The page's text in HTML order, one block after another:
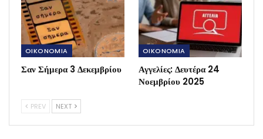
OIKONOMIA
Σαν Σήμερα 3 Δεκεμβρίου
OIKONOMIA
Αγγελίες: Δευτέρα 24
Νοεμβρίου 2025
PREV NEXT